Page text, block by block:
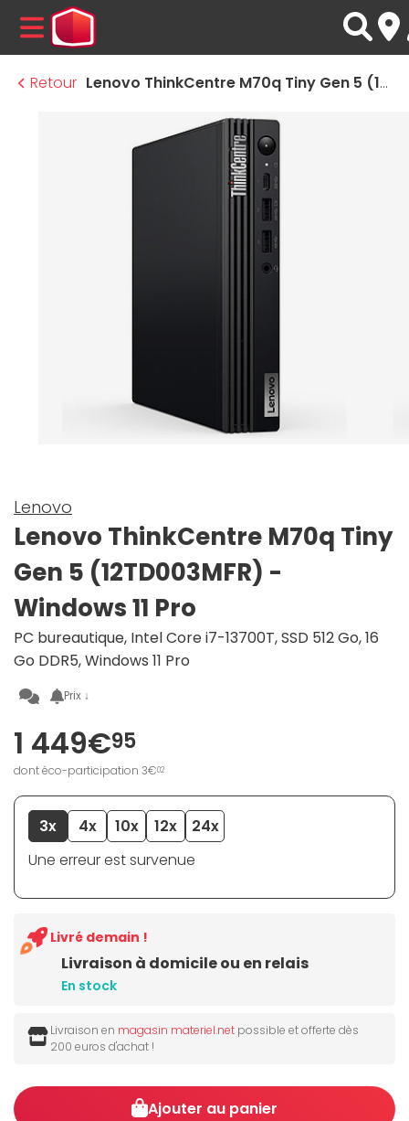
MENU
Retour
Lenovo ThinkCentre M70q Tiny Gen 5 (12TD003MFR) - Windows 11 Pro
Lenovo
Lenovo ThinkCentre M70q Tiny
Gen 5 (12TD003MFR) -
Windows 11 Pro
PC bureautique, Intel Core i7-13700T, SSD 512 Go, 16
Go DDR5, Windows 11 Pro
Prix ↓
1 449€95
dont éco-participation 3€02
3x 4x 10x 12x
24x
Une erreur est survenue
Livraison à domicile ou en relais
En stock
Livré demain !
Livraison en magasin materiel.net possible et offerte dès
200 euros d'achat !
Ajouter au panier